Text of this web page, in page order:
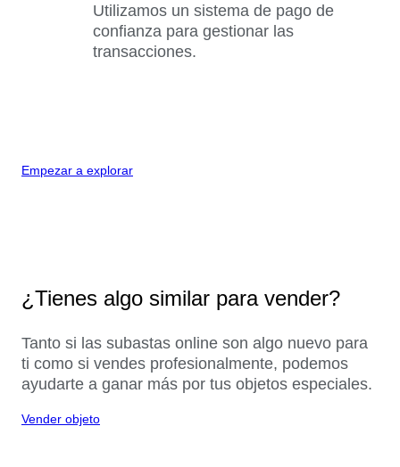
Utilizamos un sistema de pago de
confianza para gestionar las
transacciones.
Empezar a explorar
¿Tienes algo similar para vender?
Tanto si las subastas online son algo nuevo para
ti como si vendes profesionalmente, podemos
ayudarte a ganar más por tus objetos especiales.
Vender objeto